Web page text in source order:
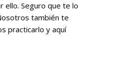
ello. Seguro que te lo
también te
practicarlo y aquí